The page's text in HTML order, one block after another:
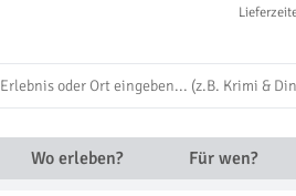
Wo erleben? Für wen?